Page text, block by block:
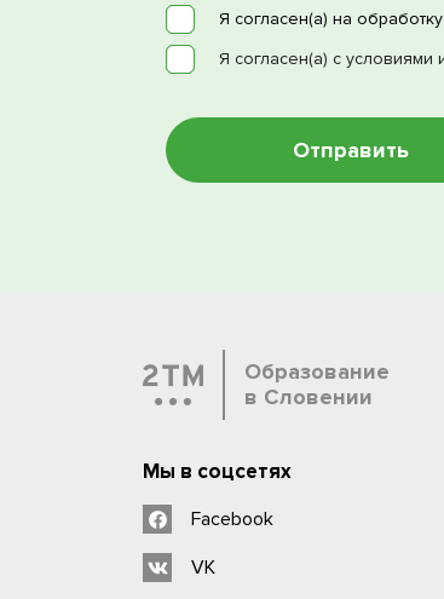
Я согласен(а) на
Я согласен(а) с условиями
Образование
в Словении
Мы в соцсетях
Facebook
VK